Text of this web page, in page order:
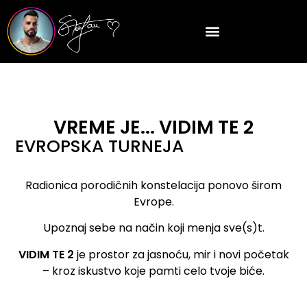
VREME JE... VIDIM TE 2
EVROPSKA TURNEJA
Radionica porodičnih konstelacija ponovo širom
Evrope.
Upoznaj sebe na način koji menja sve(s)t.
VIDIM TE 2 je prostor za jasnoću, mir i novi početak
– kroz iskustvo koje pamti celo tvoje biće.